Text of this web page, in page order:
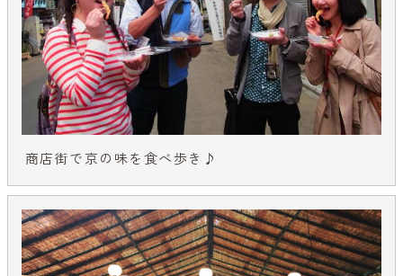
商店街で京の味を食べ歩き♪